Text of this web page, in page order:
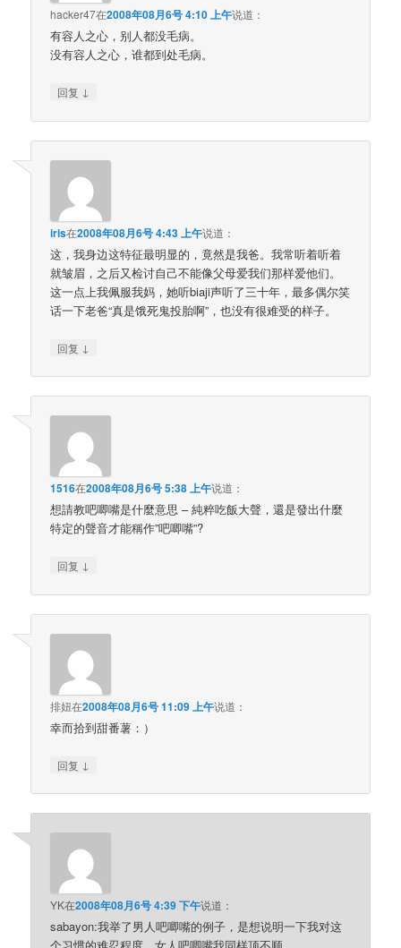
hacker47在2008年08月6号 4:10 上午说道：
有容人之心，别人都没毛病。
没有容人之心，谁都到处毛病。
回复 ↓
iris在2008年08月6号 4:43 上午说道：
这，我身边这特征最明显的，竟然是我爸。我常听着听着
就皱眉，之后又检讨自己不能像父母爱我们那样爱他们。
这一点上我佩服我妈，她听biaji声听了三十年，最多偶尔笑
话一下老爸“真是饿死鬼投胎啊”，也没有很难受的样子。
回复 ↓
1516在2008年08月6号 5:38 上午说道：
想請教吧唧嘴是什麼意思 – 純粹吃飯大聲，還是發出什麼
特定的聲音才能稱作”吧唧嘴”?
回复 ↓
排妞在2008年08月6号 11:09 上午说道：
幸而拾到甜番薯：）
回复 ↓
YK在2008年08月6号 4:39 下午说道：
sabayon:我举了男人吧唧嘴的例子，是想说明一下我对这